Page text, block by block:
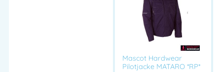
Mascot Hardwear
Pilotjacke MATARO *RP*